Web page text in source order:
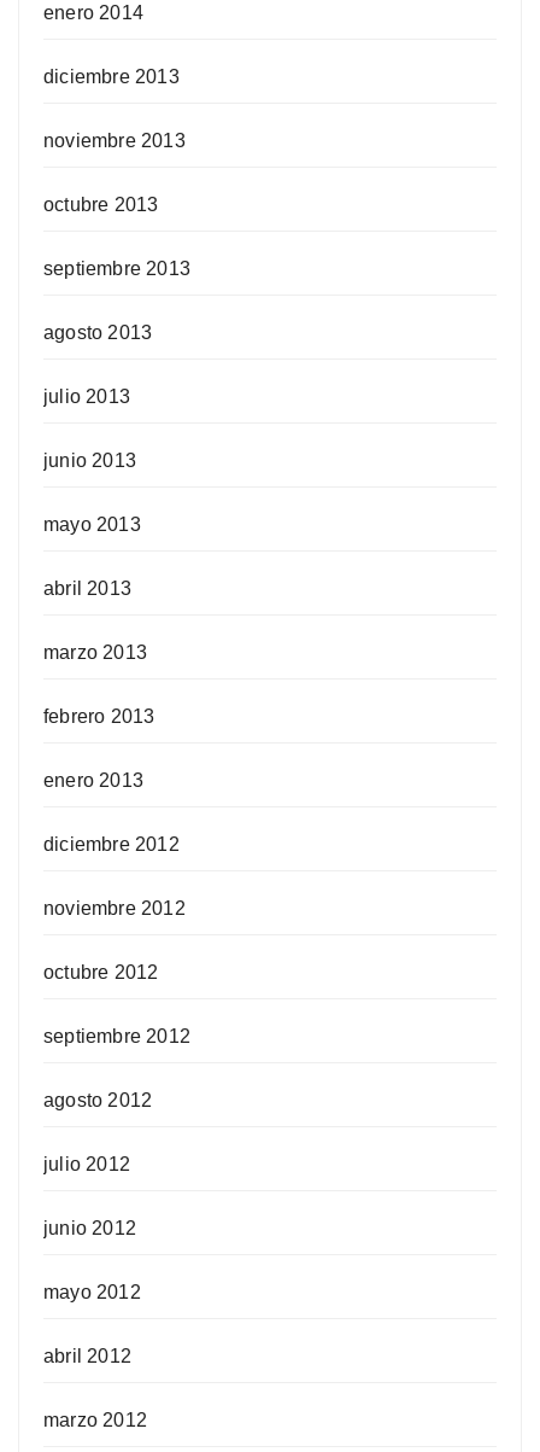
enero 2014
diciembre 2013
noviembre 2013
octubre 2013
septiembre 2013
agosto 2013
julio 2013
junio 2013
mayo 2013
abril 2013
marzo 2013
febrero 2013
enero 2013
diciembre 2012
noviembre 2012
octubre 2012
septiembre 2012
agosto 2012
julio 2012
junio 2012
mayo 2012
abril 2012
marzo 2012